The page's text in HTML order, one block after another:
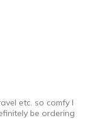
etc. so comfy I
be ordering